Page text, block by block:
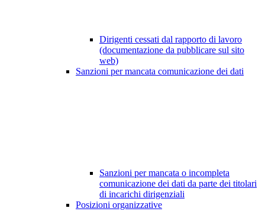
Dirigenti cessati dal rapporto di lavoro
(documentazione da pubblicare sul sito
web)
Sanzioni per mancata comunicazione dei dati
Sanzioni per mancata o incompleta
comunicazione dei dati da parte dei titolari
di incarichi dirigenziali
Posizioni organizzative